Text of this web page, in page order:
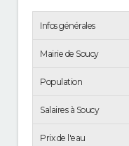
Infos générales
Mairie de Soucy
Population
Salaires à Soucy
Prix de l'eau